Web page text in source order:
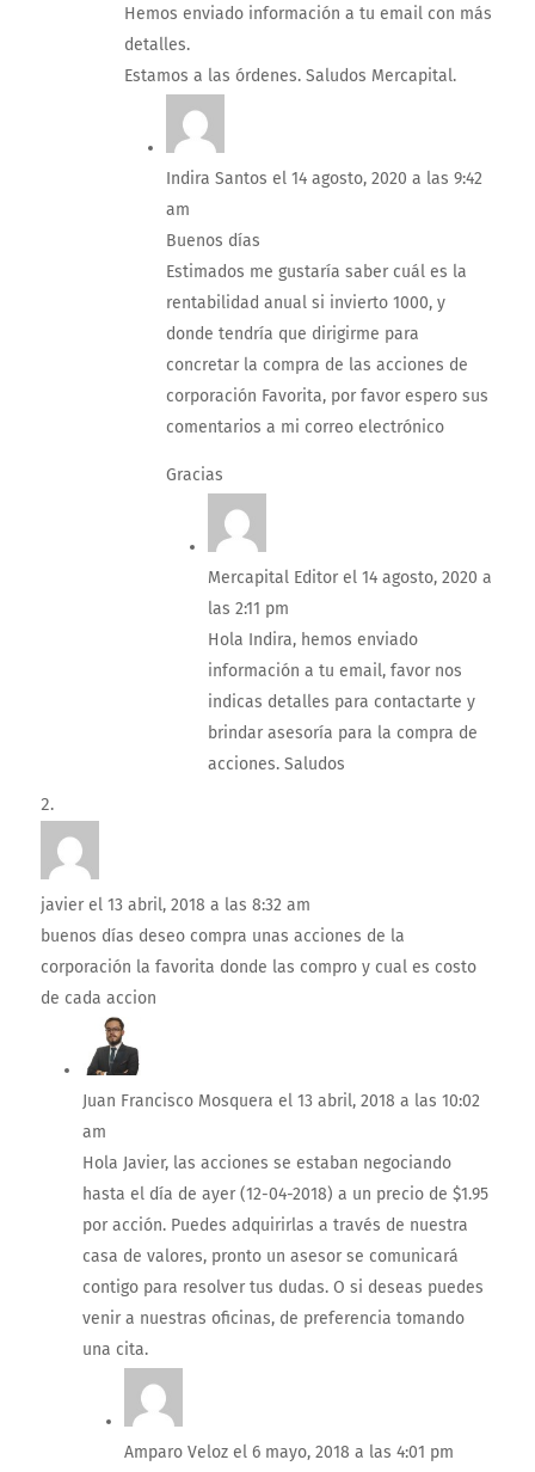
Hemos enviado información a tu email con más
detalles.
Estamos a las órdenes. Saludos Mercapital.
Indira Santos el 14 agosto, 2020 a las 9:42
am
Buenos días
Estimados me gustaría saber cuál es la
rentabilidad anual si invierto 1000, y
donde tendría que dirigirme para
concretar la compra de las acciones de
corporación Favorita, por favor espero sus
comentarios a mi correo electrónico
Gracias
Mercapital Editor el 14 agosto, 2020 a
las 2:11 pm
Hola Indira, hemos enviado
información a tu email, favor nos
indicas detalles para contactarte y
brindar asesoría para la compra de
acciones. Saludos
javier el 13 abril, 2018 a las 8:32 am
buenos días deseo compra unas acciones de la
corporación la favorita donde las compro y cual es costo
de cada accion
Juan Francisco Mosquera el 13 abril, 2018 a las 10:02
am
Hola Javier, las acciones se estaban negociando
hasta el día de ayer (12-04-2018) a un precio de $1.95
por acción. Puedes adquirirlas a través de nuestra
casa de valores, pronto un asesor se comunicará
contigo para resolver tus dudas. O si deseas puedes
venir a nuestras oficinas, de preferencia tomando
una cita.
Amparo Veloz el 6 mayo, 2018 a las 4:01 pm